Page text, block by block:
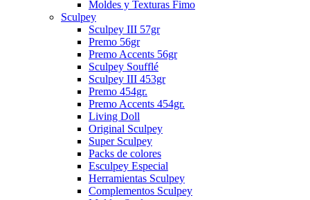
Moldes y Texturas Fimo
Sculpey
Sculpey III 57gr
Premo 56gr
Premo Accents 56gr
Sculpey Soufflé
Sculpey III 453gr
Premo 454gr.
Premo Accents 454gr.
Living Doll
Original Sculpey
Super Sculpey
Packs de colores
Esculpey Especial
Herramientas Sculpey
Complementos Sculpey